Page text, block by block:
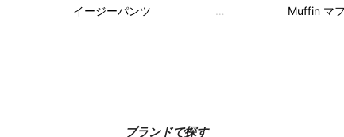
イージーパンツ
Muffin マ
ブランドで探す